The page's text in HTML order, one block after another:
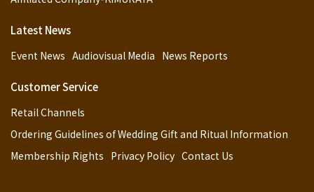
Latest News
Event News Audiovisual Media News Reports
Customer Service
Retail Channels
Ordering Guidelines of Wedding Gift and Ritual Information
Membership Rights Privacy Policy Contact Us